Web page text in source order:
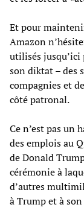
Et pour
Amazon
utilisés jusqu’ici
son diktat – des
compagnies et
côté patronal.
Ce n’est pas un
des emplois au
de Donald
cérémonie à
d’autres
à Trump et à